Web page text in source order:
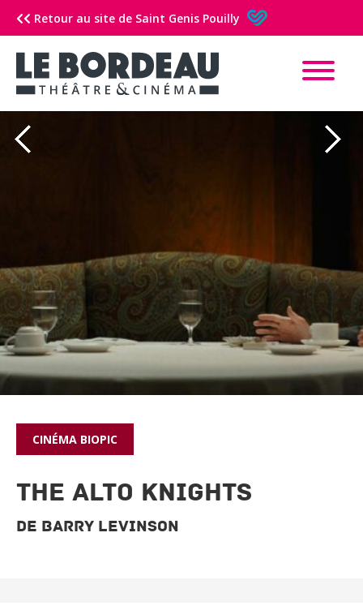
Retour au site de Saint Genis Pouilly
CINÉMA BIOPIC
THE ALTO KNIGHTS
De Barry Levinson